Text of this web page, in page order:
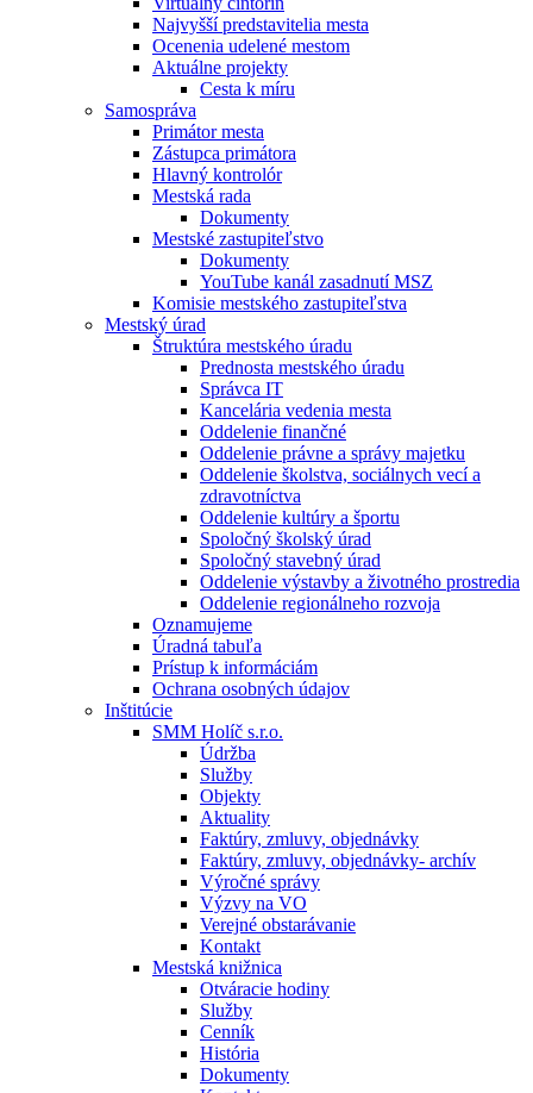
Najvyšší predstavitelia mesta
Ocenenia udelené mestom
Aktuálne projekty
Cesta k míru
Samospráva
Primátor mesta
Zástupca primátora
Hlavný kontrolór
Mestská rada
Dokumenty
Mestské zastupiteľstvo
Dokumenty
YouTube kanál zasadnutí MSZ
Komisie mestského zastupiteľstva
Mestský úrad
Štruktúra mestského úradu
Prednosta mestského úradu
Správca IT
Kancelária vedenia mesta
Oddelenie finančné
Oddelenie právne a správy majetku
Oddelenie školstva, sociálnych vecí a
zdravotníctva
Oddelenie kultúry a športu
Spoločný školský úrad
Spoločný stavebný úrad
Oddelenie výstavby a životného prostredia
Oddelenie regionálneho rozvoja
Oznamujeme
Úradná tabuľa
Prístup k informáciám
Ochrana osobných údajov
Inštitúcie
SMM Holíč s.r.o.
Údržba
Služby
Objekty
Aktuality
Faktúry, zmluvy, objednávky
Faktúry, zmluvy, objednávky- archív
Výročné správy
Výzvy na VO
Verejné obstarávanie
Kontakt
Mestská knižnica
Otváracie hodiny
Služby
Cenník
História
Dokumenty